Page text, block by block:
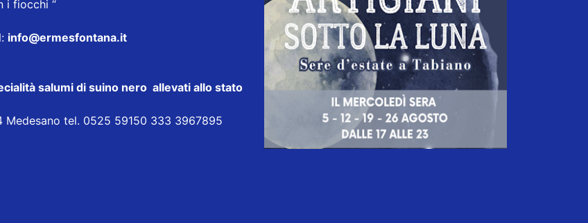
i fiocchi “
info@ermesfontana.it
salumi di suino nero allevati allo stato
Medesano tel. 0525 59150 333 3967895